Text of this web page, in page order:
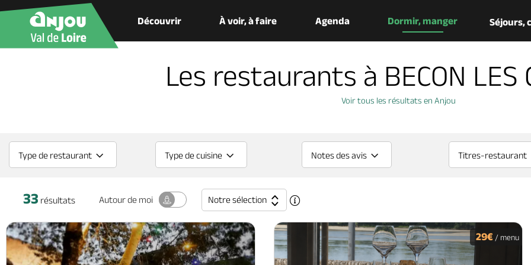
Découvrir À voir, à faire Agenda Dormir, manger Séjours,
Les restaurants à BECON LES
Voir tous les résultats en Anjou
Type de restaurant Type de cuisine Notes des avis Titres-restaurant
33 résultats Autourde moi Notre sélection
29€ / menu